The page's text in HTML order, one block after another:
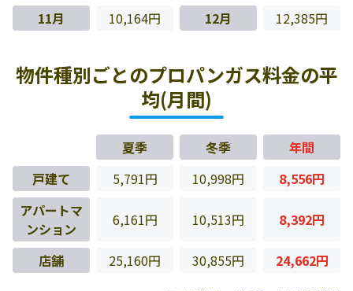
11月
10,164円 12月 12,385円
物件種別ごとのプロパンガス料金の平
均(月間)
夏季 冬季
年間
戸建て
5,791円 10,998円
8,556円
アパートマ
ンション
6,161円 10,513円 8,392円
店舗 25,160円 30,855円 24,662円